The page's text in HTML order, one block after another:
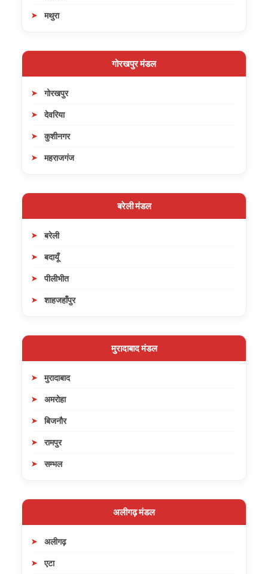
मथुरा
गोरखपुर मंडल
गोरखपुर
देवरिया
कुशीनगर
महराजगंज
बरेली मंडल
बरेली
बदायूँ
पीलीभीत
शाहजहाँपुर
मुरादाबाद मंडल
मुरादाबाद
अमरोहा
बिजनौर
रामपुर
सम्भल
अलीगढ़ मंडल
अलीगढ़
एटा